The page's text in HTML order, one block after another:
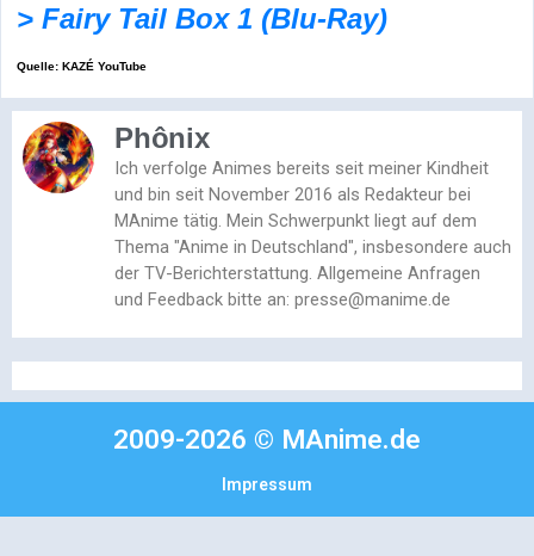
> Fairy Tail Box 1 (Blu-Ray)
Quelle: KAZÉ YouTube
Phônix
Ich verfolge Animes bereits seit meiner Kindheit
und bin seit November 2016 als Redakteur bei
MAnime tätig. Mein Schwerpunkt liegt auf dem
Thema "Anime in Deutschland", insbesondere auch
der TV-Berichterstattung. Allgemeine Anfragen
und Feedback bitte an: presse@manime.de
2009-2026 © MAnime.de
Impressum